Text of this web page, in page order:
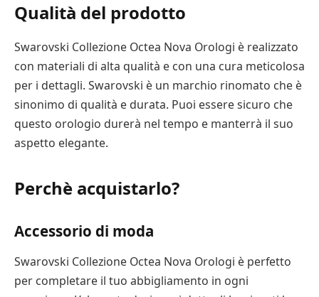
Qualità del prodotto
Swarovski Collezione Octea Nova Orologi è realizzato
con materiali di alta qualità e con una cura meticolosa
per i dettagli. Swarovski è un marchio rinomato che è
sinonimo di qualità e durata. Puoi essere sicuro che
questo orologio durerà nel tempo e manterrà il suo
aspetto elegante.
Perchè acquistarlo?
Accessorio di moda
Swarovski Collezione Octea Nova Orologi è perfetto
per completare il tuo abbigliamento in ogni